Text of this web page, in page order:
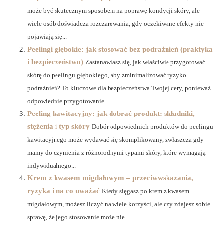
może być skutecznym sposobem na poprawę kondycji skóry, ale
wiele osób doświadcza rozczarowania, gdy oczekiwane efekty nie
pojawiają się...
Peelingi głębokie: jak stosować bez podrażnień (praktyka
i bezpieczeństwo) Zastanawiasz się, jak właściwie przygotować
skórę do peelingu głębokiego, aby zminimalizować ryzyko
podrażnień? To kluczowe dla bezpieczeństwa Twojej cery, ponieważ
odpowiednie przygotowanie...
Peeling kawitacyjny: jak dobrać produkt: składniki,
stężenia i typ skóry Dobór odpowiednich produktów do peelingu
kawitacyjnego może wydawać się skomplikowany, zwłaszcza gdy
mamy do czynienia z różnorodnymi typami skóry, które wymagają
indywidualnego...
Krem z kwasem migdałowym – przeciwwskazania,
ryzyka i na co uważać Kiedy sięgasz po krem z kwasem
migdałowym, możesz liczyć na wiele korzyści, ale czy zdajesz sobie
sprawę, że jego stosowanie może nie...